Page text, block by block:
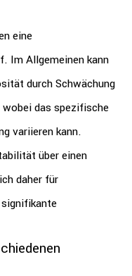
eine
Im Allgemeinen kann
durch Schwächung
das spezifische
variieren kann.
über einen
daher für